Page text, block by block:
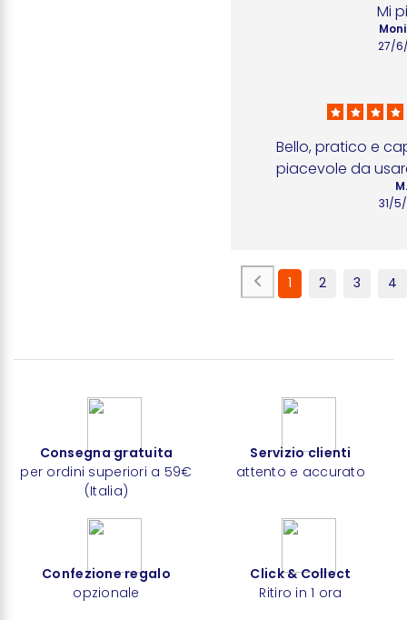
Mi
27/
Bello, pratico e
piacevole da
31/
1 2 3 4
Consegna gratuita
per ordini superiori a 59€
(Italia)
Servizio clienti
attento e accurato
Confezione regalo
opzionale
Click & Collect
Ritiro in 1 ora